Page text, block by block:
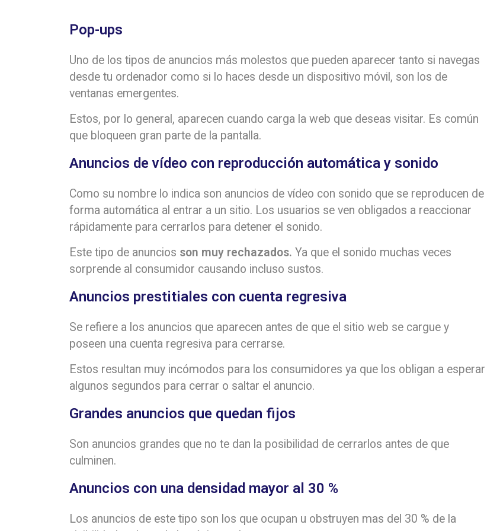
Pop-ups
Uno de los tipos de anuncios más molestos que pueden aparecer tanto si navegas
desde tu ordenador como si lo haces desde un dispositivo móvil, son los de
ventanas emergentes.
Estos, por lo general, aparecen cuando carga la web que deseas visitar. Es común
que bloqueen gran parte de la pantalla.
Anuncios de vídeo con reproducción automática y sonido
Como su nombre lo indica son anuncios de vídeo con sonido que se reproducen de
forma automática al entrar a un sitio. Los usuarios se ven obligados a reaccionar
rápidamente para cerrarlos para detener el sonido.
Este tipo de anuncios son muy rechazados. Ya que el sonido muchas veces
sorprende al consumidor causando incluso sustos.
Anuncios prestitiales con cuenta regresiva
Se refiere a los anuncios que aparecen antes de que el sitio web se cargue y
poseen una cuenta regresiva para cerrarse.
Estos resultan muy incómodos para los consumidores ya que los obligan a esperar
algunos segundos para cerrar o saltar el anuncio.
Grandes anuncios que quedan fijos
Son anuncios grandes que no te dan la posibilidad de cerrarlos antes de que
culminen.
Anuncios con una densidad mayor al 30 %
Los anuncios de este tipo son los que ocupan u obstruyen mas del 30 % de la